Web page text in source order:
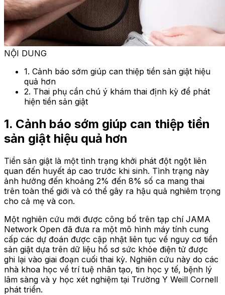
NỘI DUNG
1. Cảnh báo sớm giúp can thiệp tiền sản giật hiệu
quả hơn
2. Thai phụ cần chú ý khám thai định kỳ để phát
hiện tiền sản giật
1. Cảnh báo sớm giúp can thiệp tiền
sản giật hiệu quả hơn
Tiền sản giật là một tình trạng khởi phát đột ngột liên
quan đến huyết áp cao trước khi sinh. Tình trạng này
ảnh hưởng đến khoảng 2% đến 8% số ca mang thai
trên toàn thế giới và có thể gây ra hậu quả nghiêm trọng
cho cả mẹ và con.
Một nghiên cứu mới được công bố trên tạp chí JAMA
Network Open đã đưa ra một mô hình máy tính cung
cấp các dự đoán được cập nhật liên tục về nguy cơ tiền
sản giật dựa trên dữ liệu hồ sơ sức khỏe điện tử được
ghi lại vào giai đoạn cuối thai kỳ. Nghiên cứu này do các
nhà khoa học về trí tuệ nhân tạo, tin học y tế, bệnh lý
lâm sàng và y học xét nghiệm tại Trường Y Weill Cornell
phát triển.